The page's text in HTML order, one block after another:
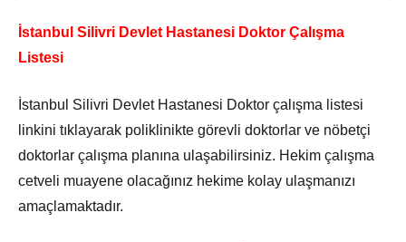
İstanbul Silivri Devlet Hastanesi Doktor Çalışma
Listesi
İstanbul Silivri Devlet Hastanesi Doktor çalışma listesi
linkini tıklayarak poliklinikte görevli doktorlar ve nöbetçi
doktorlar çalışma planına ulaşabilirsiniz. Hekim çalışma
cetveli muayene olacağınız hekime kolay ulaşmanızı
amaçlamaktadır.